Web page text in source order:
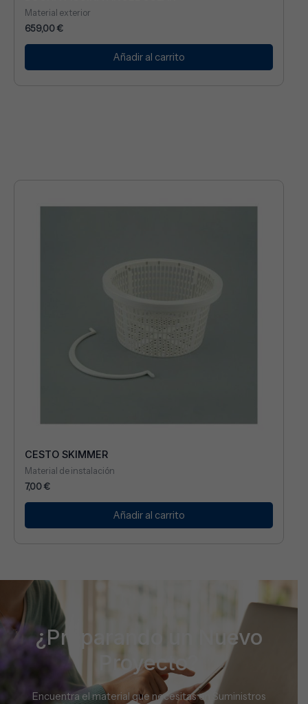
Material exterior
659,00€
Añadir al carrito
CESTO SKIMMER
Material de instalación
7,00€
Añadir al carrito
¿Preparando un Nuevo
Proyecto?
Encuentra el material que necesitas en Suministros